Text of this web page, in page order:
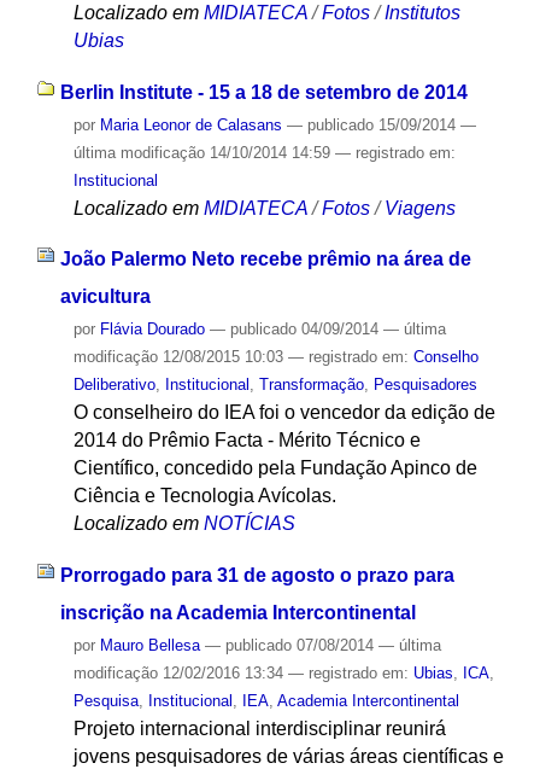
Localizado em MIDIATECA /Fotos /Institutos
Ubias
Berlin Institute - 15 a 18 de setembro de 2014
por Maria Leonor de Calasans — publicado15/09/2014 —
última modificação14/10/2014 14:59 — registrado em:
Institucional
Localizado em MIDIATECA /Fotos /Viagens
João Palermo Neto recebe prêmio na área de
avicultura
por Flávia Dourado — publicado04/09/2014 — última
modificação12/08/2015 10:03 — registrado em: Conselho
Deliberativo, Institucional , Transformação, Pesquisadores
O conselheiro do IEA foi o vencedor da edição de
2014 do Prêmio Facta - Mérito Técnico e
Científico, concedido pela Fundação Apinco de
Ciência e Tecnologia Avícolas.
Localizado em NOTÍCIAS
Prorrogado para 31 de agosto o prazo para
inscrição na Academia Intercontinental
por Mauro Bellesa — publicado07/08/2014 — última
modificação12/02/2016 13:34 — registrado em: Ubias, ICA,
Pesquisa, Institucional , IEA, Academia Intercontinental
Projeto internacional interdisciplinar reunirá
jovens pesquisadores de várias áreas científicas e